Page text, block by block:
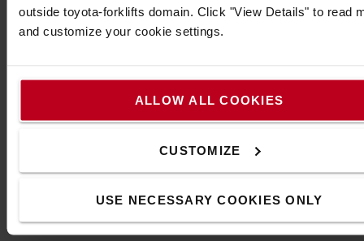
outside toyota-forklifts domain. Click "View Details" to read
and customize your cookie settings.
ALLOW ALL COOKIES
CUSTOMIZE
USE NECESSARY COOKIES ONLY
1 pouce (taille B) : Pour l'équipement léger,
jusqu'à 0,9 kg
2,25 pouces (taille D) : Pour l'équipement lourd,
chariots industriels non suspendus, où des forces
centrifuges très élevées peuvent se produire, il est
recommandé de choisir un système d'une taille de